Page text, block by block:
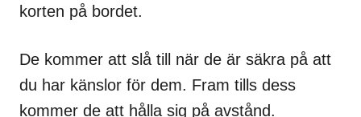
korten på bordet.
De kommer att slå till när de är säkra på att
du har känslor för dem. Fram tills dess
kommer de att hålla sig på avstånd.